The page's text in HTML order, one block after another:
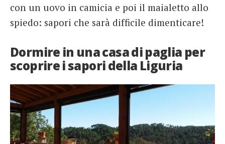
con un uovo in camicia e poi il maialetto allo
spiedo: sapori che sarà difficile dimenticare!
Dormire in una casa di paglia per
scoprire i sapori della Liguria